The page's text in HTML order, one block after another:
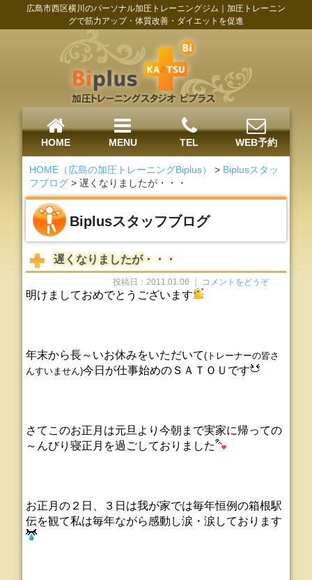
広島市西区横川のパーソナル加圧トレーニングジム｜加圧トレーニン
グで筋力アップ・体質改善・ダイエットを促進
HOME MENU TEL WEB予約
HOME（広島の加圧トレーニングBiplus） > Biplusスタッ
フブログ >遅くなりましたが・・・
Biplusスタッフブログ
遅くなりましたが・・・
投稿日：2011.01.06 ｜ コメントをどうぞ
明けましておめでとうございます
年末から長～いお休みをいただいて(トレーナーの皆さ
んすいません)今日が仕事始めのＳＡＴＯＵです
さてこのお正月は元旦より今朝まで実家に帰っての
～んびり寝正月を過ごしておりました
お正月の２日、３日は我が家では毎年恒例の箱根駅
伝を観て私は毎年ながら感動し涙・涙しております